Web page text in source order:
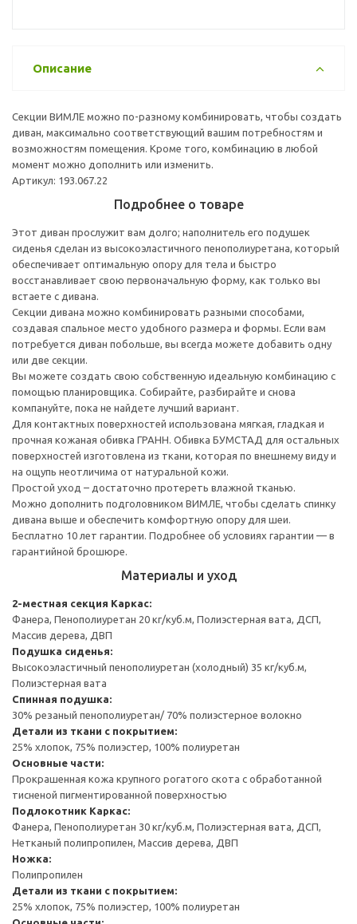
Описание
Секции ВИМЛЕ можно по-разному комбинировать, чтобы создать
диван, максимально соответствующий вашим потребностям и
возможностям помещения. Кроме того, комбинацию в любой
момент можно дополнить или изменить.
Артикул: 193.067.22
Подробнее о товаре
Этот диван прослужит вам долго; наполнитель его подушек
сиденья сделан из высокоэластичного пенополиуретана, который
обеспечивает оптимальную опору для тела и быстро
восстанавливает свою первоначальную форму, как только вы
встаете с дивана.
Секции дивана можно комбинировать разными способами,
создавая спальное место удобного размера и формы. Если вам
потребуется диван побольше, вы всегда можете добавить одну
или две секции.
Вы можете создать свою собственную идеальную комбинацию с
помощью планировщика. Собирайте, разбирайте и снова
компануйте, пока не найдете лучший вариант.
Для контактных поверхностей использована мягкая, гладкая и
прочная кожаная обивка ГРАНН. Обивка БУМСТАД для остальных
поверхностей изготовлена из ткани, которая по внешнему виду и
на ощупь неотличима от натуральной кожи.
Простой уход – достаточно протереть влажной тканью.
Можно дополнить подголовником ВИМЛЕ, чтобы сделать спинку
дивана выше и обеспечить комфортную опору для шеи.
Бесплатно 10 лет гарантии. Подробнее об условиях гарантии — в
гарантийной брошюре.
Материалы и уход
2-местная секция Каркас:
Фанера, Пенополиуретан 20 кг/куб.м, Полиэстерная вата, ДСП,
Массив дерева, ДВП
Подушка сиденья:
Высокоэластичный пенополиуретан (холодный) 35 кг/куб.м,
Полиэстерная вата
Спинная подушка:
30% резаный пенополиуретан/ 70% полиэстерное волокно
Детали из ткани с покрытием:
25% хлопок, 75% полиэстер, 100% полиуретан
Основные части:
Прокрашенная кожа крупного рогатого скота с обработанной
тисненой пигментированной поверхностью
Подлокотник Каркас:
Фанера, Пенополиуретан 30 кг/куб.м, Полиэстерная вата, ДСП,
Нетканый полипропилен, Массив дерева, ДВП
Ножка:
Полипропилен
Детали из ткани с покрытием:
25% хлопок, 75% полиэстер, 100% полиуретан